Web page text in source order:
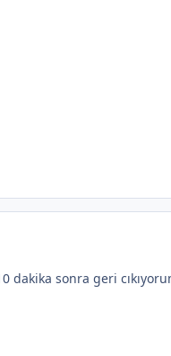
dakika sonra geri